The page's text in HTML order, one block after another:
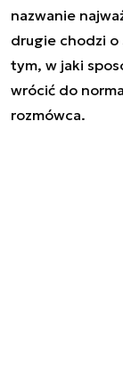
nazwanie
drugie chodzi
tym, w jaki
wrócić do
rozmówca.